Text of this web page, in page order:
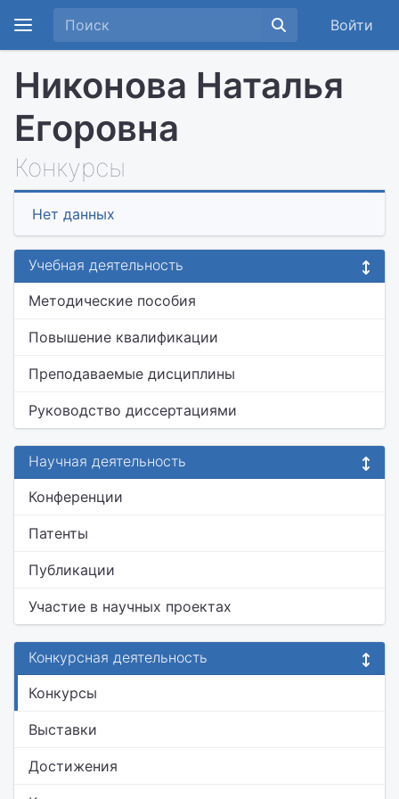
Войти
Никонова Наталья
Егоровна
Конкурсы
Нет данных
Учебная деятельность
Методические пособия
Повышение квалификации
Преподаваемые дисциплины
Руководство диссертациями
Научная деятельность
Конференции
Патенты
Публикации
Участие в научных проектах
Конкурсная деятельность
Конкурсы
Выставки
Достижения